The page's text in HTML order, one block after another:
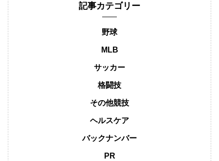
記事カテゴリー
野球
MLB
サッカー
格闘技
その他競技
ヘルスケア
バックナンバー
PR